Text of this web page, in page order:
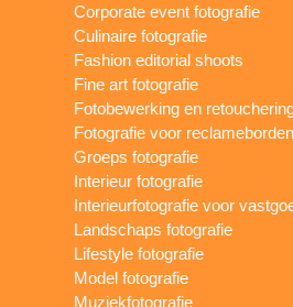
Corporate event fotografie
Culinaire fotografie
Fashion editorial shoots
Fine art fotografie
Fotobewerking en
Fotografie voor reclameborden
Groeps fotografie
Interieur fotografie
Interieurfotografie voor
Landschaps fotografie
Lifestyle fotografie
Model fotografie
Muziekfotografie